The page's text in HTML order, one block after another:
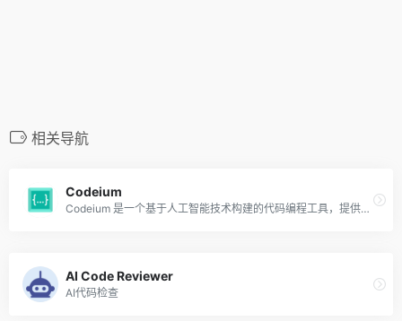
相关导航
Codeium
Codeium 是一个基于人工智能技术构建的代码编程工具，提供代码自动补全和搜索功能，使开发人员能够快速定位和生成代码。该AI工具包可以帮助开发人员更快、更高效地编写代码，以增强开发人员的编程体验。
AI Code Reviewer
AI代码检查